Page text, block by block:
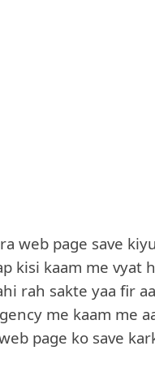
web page save
kisi kaam me vyat
rah sakte yaa fir
me kaam me
page ko save